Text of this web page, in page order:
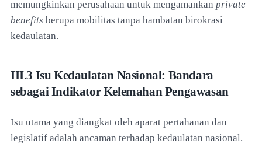
memungkinkan perusahaan untuk mengamankan private
benefits berupa mobilitas tanpa hambatan birokrasi
kedaulatan.
III.3 Isu Kedaulatan Nasional: Bandara
sebagai Indikator Kelemahan Pengawasan
Isu utama yang diangkat oleh aparat pertahanan dan
legislatif adalah ancaman terhadap kedaulatan nasional.